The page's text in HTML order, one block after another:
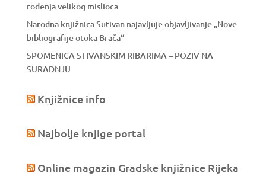
rođenja velikog mislioca
Narodna knjižnica Sutivan najavljuje objavljivanje „Nove
bibliografije otoka Brača“
SPOMENICA STIVANSKIM RIBARIMA – POZIV NA
SURADNJU
Knjižnice info
Najbolje knjige portal
Online magazin Gradske knjižnice Rijeka